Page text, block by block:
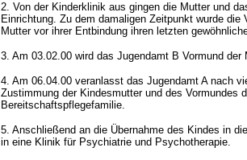
2. Von der Kinderklinik aus gingen die Mutter und
Einrichtung. Zu dem damaligen Zeitpunkt wurde
Mutter vor ihrer Entbindung ihren letzten
3. Am 03.02.00 wird das Jugendamt B Vormund der
4. Am 06.04.00 veranlasst das Jugendamt A nach
Zustimmung der Kindesmutter und des Vormundes
Bereitschaftspflegefamilie.
5. Anschließend an die Übernahme des Kindes in
in eine Klinik für Psychiatrie und Psychotherapie.